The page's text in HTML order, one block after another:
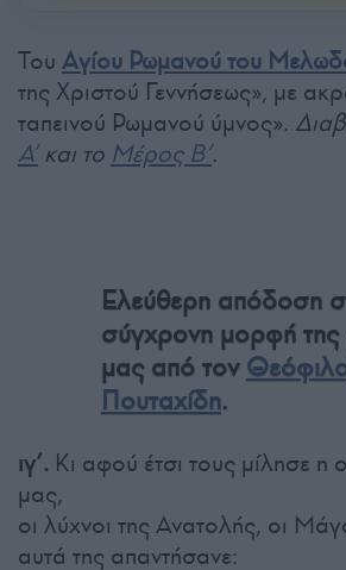
Του Αγίου Ρωμανού του
της Χριστού Γεννήσεως», με
ταπεινού Ρωμανού ύμνος».
Α’και το Μέρος Β’.
Ελεύθερη απόδοση
σύγχρονη μορφή
μας από τον
Πουταχίδη.
ιγ’. Κι αφού έτσι τους μίλησε
μας,
οι λύχνοι της Ανατολής, οι
αυτά της απαντήσανε: